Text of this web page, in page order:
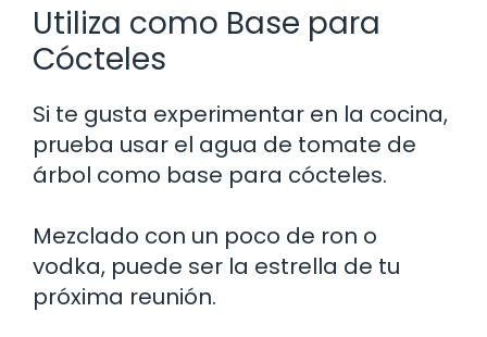
Utiliza como Base para
Cócteles
Si te gusta experimentar en la cocina,
prueba usar el agua de tomate de
árbol como base para cócteles.
Mezclado con un poco de ron o
vodka, puede ser la estrella de tu
próxima reunión.